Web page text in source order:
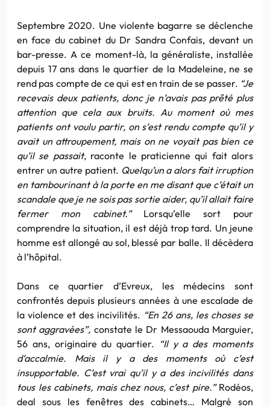
Septembre 2020. Une violente bagarre se déclenche
en face du cabinet du Dr Sandra Confais, devant un
bar-presse. A ce moment-là, la généraliste, installée
depuis 17 ans dans le quartier de la Madeleine, ne se
rend pas compte de ce qui est en train de se passer. “Je
recevais deux patients, donc je n’avais pas prêté plus
attention que cela aux bruits. Au moment où mes
patients ont voulu partir, on s’est rendu compte qu’il y
avait un attroupement, mais on ne voyait pas bien ce
qu’il se passait, raconte le praticienne qui fait alors
entrer un autre patient. Quelqu’un a alors fait irruption
en tambourinant à la porte en me disant que c’était un
scandale que je ne sois pas sortie aider, qu’il allait faire
fermer mon cabinet.”Lorsqu’elle sort pour
comprendre la situation, il est déjà trop tard. Un jeune
homme est allongé au sol, blessé par balle. Il décèdera
à l’hôpital.
Dans ce quartier d’Evreux, les médecins sont
confrontés depuis plusieurs années à une escalade de
la violence et des incivilités. “En 26 ans, les choses se
sont aggravées”, constate le Dr Messaouda Marguier,
56 ans, originaire du quartier. “Il y a des moments
d’accalmie. Mais il y a des moments où c’est
insupportable. C’est vrai qu’il y a des incivilités dans
tous les cabinets, mais chez nous, c’est pire.”Rodéos,
deal sous les fenêtres des cabinets… Malgré son